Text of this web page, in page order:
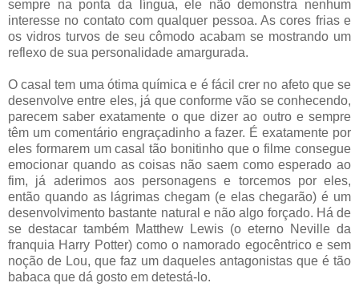
sempre na ponta da língua, ele não demonstra nenhum
interesse no contato com qualquer pessoa. As cores frias e
os vidros turvos de seu cômodo acabam se mostrando um
reflexo de sua personalidade amargurada.
O casal tem uma ótima química e é fácil crer no afeto que se
desenvolve entre eles, já que conforme vão se conhecendo,
parecem saber exatamente o que dizer ao outro e sempre
têm um comentário engraçadinho a fazer. É exatamente por
eles formarem um casal tão bonitinho que o filme consegue
emocionar quando as coisas não saem como esperado ao
fim, já aderimos aos personagens e torcemos por eles,
então quando as lágrimas chegam (e elas chegarão) é um
desenvolvimento bastante natural e não algo forçado. Há de
se destacar também Matthew Lewis (o eterno Neville da
franquia Harry Potter) como o namorado egocêntrico e sem
noção de Lou, que faz um daqueles antagonistas que é tão
babaca que dá gosto em detestá-lo.